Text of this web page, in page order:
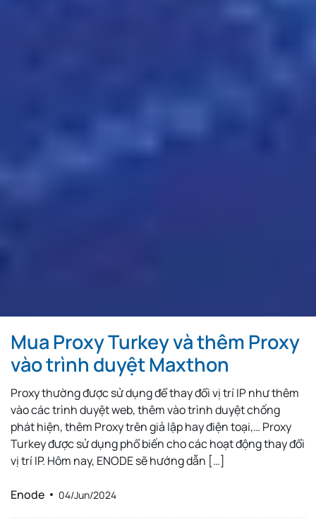
Mua Proxy Turkey và thêm Proxy
vào trình duyệt Maxthon
Proxy thường được sử dụng để thay đổi vị trí IP như thêm
vào các trình duyệt web, thêm vào trình duyệt chống
phát hiện, thêm Proxy trên giả lập hay điện toại,… Proxy
Turkey được sử dụng phổ biến cho các hoạt động thay đổi
vị trí IP. Hôm nay, ENODE sẽ hướng dẫn […]
Enode 04/Jun/2024